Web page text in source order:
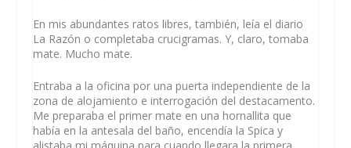
En mis abundantes ratos libres, también, leía el diario
La Razón o completaba crucigramas. Y, claro, tomaba
mate. Mucho mate.
Entraba a la oficina por una puerta independiente de la
zona de alojamiento e interrogación del destacamento.
Me preparaba el primer mate en una hornallita que
había en la antesala del baño, encendía la Spica y